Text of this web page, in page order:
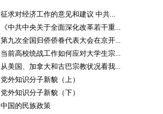
征求对经济工作的意见和建议 中共...
《中共中央关于全面深化改革若干重...
第九次全国归侨侨眷代表大会在京开...
当前高校统战工作如何应对大学生宗...
从美国、加拿大和古巴宗教状况看我...
党外知识分子新貌（上）
党外知识分子新貌（下）
中国的民族政策